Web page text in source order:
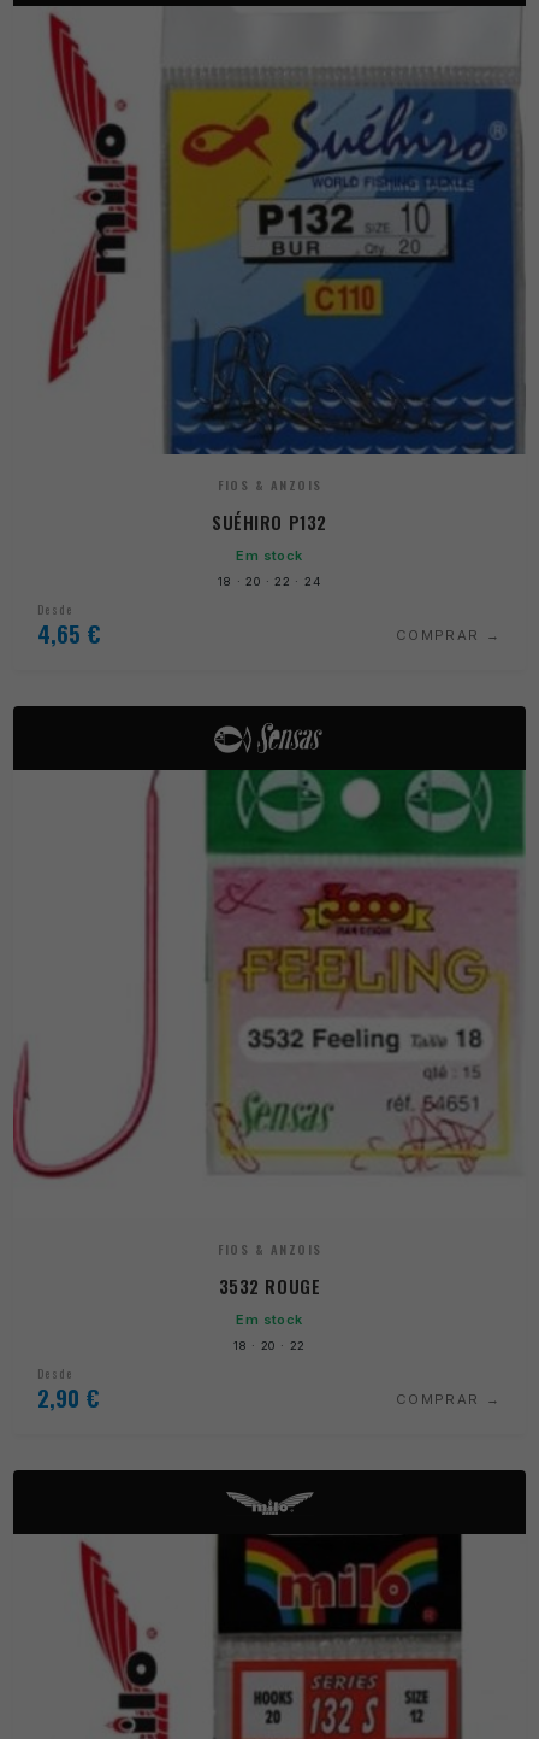
FIOS & ANZOIS
SUÉHIRO P132
Em stock
18 · 20 · 22 · 24
Desde
4,65 € COMPRAR
FIOS & ANZOIS
3532 ROUGE
Em stock
18 · 20 · 22
Desde
2,90 € COMPRAR